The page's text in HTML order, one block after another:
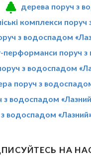
дерева поруч з
комплекси
з водоспадом
перформанси поруч
з водоспадом
поруч з
з водоспадом
з водоспадом
НА